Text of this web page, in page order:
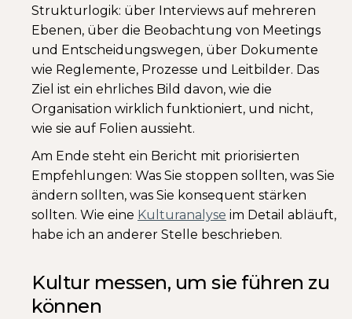
Strukturlogik: über Interviews auf mehreren
Ebenen, über die Beobachtung von Meetings
und Entscheidungswegen, über Dokumente
wie Reglemente, Prozesse und Leitbilder. Das
Ziel ist ein ehrliches Bild davon, wie die
Organisation wirklich funktioniert, und nicht,
wie sie auf Folien aussieht.
Am Ende steht ein Bericht mit priorisierten
Empfehlungen: Was Sie stoppen sollten, was Sie
ändern sollten, was Sie konsequent stärken
sollten. Wie eine Kulturanalyse im Detail abläuft,
habe ich an anderer Stelle beschrieben.
Kultur messen, um sie führen zu
können